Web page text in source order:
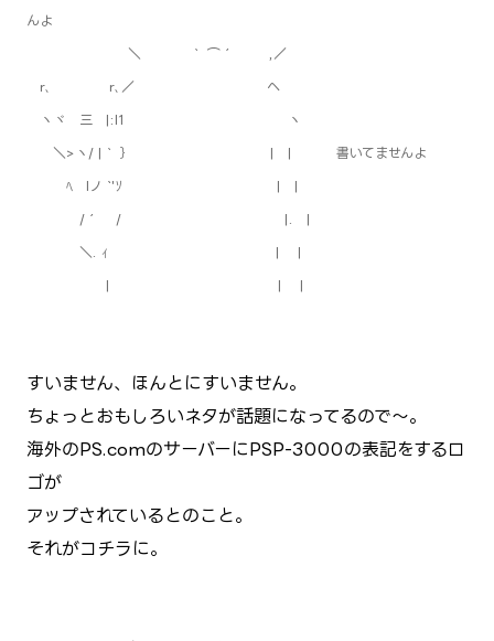
んよ
＼ ｀ ⌒´ ,／
r､ r､／ ヘ
ヽヾ 三 |:l1 ヽ
＼>ヽ/ |｀ ｝ | | 書いてませんよ
ﾍ lノ `'ｿ | |
/´ / |. |
＼. ｨ | |
| | |
すいません、ほんとにすいません。
ちょっとおもしろいネタが話題になってるので～。
海外のPS.comのサーバーにPSP-3000の表記をするロ
ゴが
アップされているとのこと。
それがコチラに。